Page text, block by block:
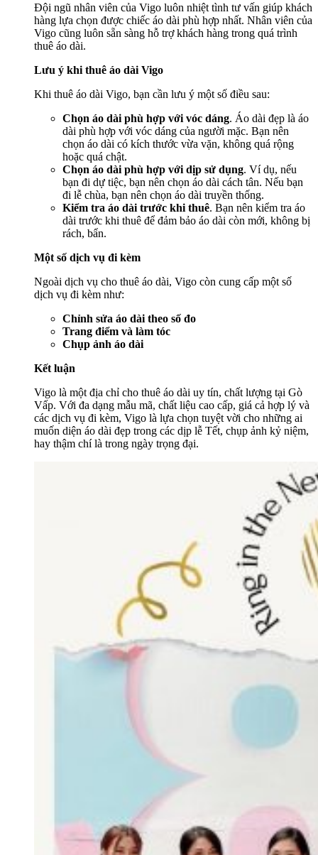
Đội ngũ nhân viên của Vigo luôn nhiệt tình tư vấn giúp khách
hàng lựa chọn được chiếc áo dài phù hợp nhất. Nhân viên của
Vigo cũng luôn sẵn sàng hỗ trợ khách hàng trong quá trình
thuê áo dài.
Lưu ý khi thuê áo dài Vigo
Khi thuê áo dài Vigo, bạn cần lưu ý một số điều sau:
Chọn áo dài phù hợp với vóc dáng. Áo dài đẹp là áo
dài phù hợp với vóc dáng của người mặc. Bạn nên
chọn áo dài có kích thước vừa vặn, không quá rộng
hoặc quá chật.
Chọn áo dài phù hợp với dịp sử dụng. Ví dụ, nếu
bạn đi dự tiệc, bạn nên chọn áo dài cách tân. Nếu bạn
đi lễ chùa, bạn nên chọn áo dài truyền thống.
Kiểm tra áo dài trước khi thuê. Bạn nên kiểm tra áo
dài trước khi thuê để đảm bảo áo dài còn mới, không bị
rách, bẩn.
Một số dịch vụ đi kèm
Ngoài dịch vụ cho thuê áo dài, Vigo còn cung cấp một số
dịch vụ đi kèm như:
Chỉnh sửa áo dài theo số đo
Trang điểm và làm tóc
Chụp ảnh áo dài
Kết luận
Vigo là một địa chỉ cho thuê áo dài uy tín, chất lượng tại Gò
Vấp. Với đa dạng mẫu mã, chất liệu cao cấp, giá cả hợp lý và
các dịch vụ đi kèm, Vigo là lựa chọn tuyệt vời cho những ai
muốn diện áo dài đẹp trong các dịp lễ Tết, chụp ảnh kỷ niệm,
hay thậm chí là trong ngày trọng đại.